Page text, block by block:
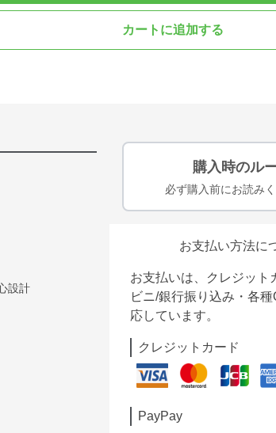
カートに追加する
設計
購入時のル
必ず購入前にお読みく
お支払い方法に
お支払いは、クレジット
ビニ/銀行振り込み・各
応しています。
クレジットカード
PayPay